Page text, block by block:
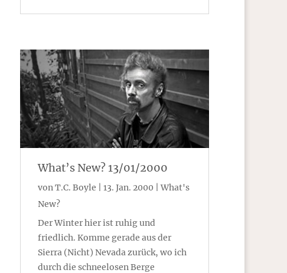
What’s New? 13/01/2000
von T.C. Boyle 13. Jan. 2000 |What's
New?
Der Winter hier ist ruhig und
friedlich. Komme gerade aus der
Sierra (Nicht) Nevada zurück, wo ich
durch die schneelosen Berge